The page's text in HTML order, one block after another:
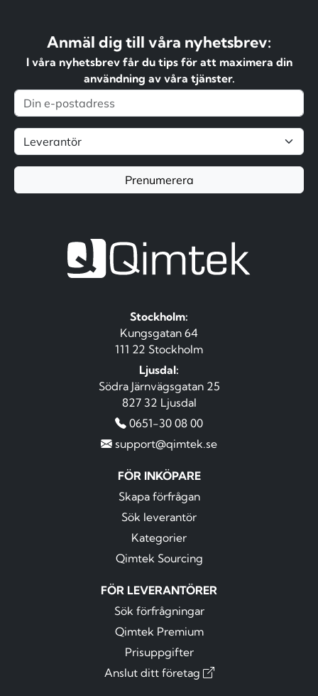
Anmäl dig till våra nyhetsbrev:
I våra nyhetsbrev får du tips för att maximera din
användning av våra tjänster.
Prenumerera
Stockholm:
Kungsgatan 64
111 22 Stockholm
Ljusdal:
Södra Järnvägsgatan 25
827 32 Ljusdal
0651-30 08 00
support@qimtek.se
FÖR INKÖPARE
Skapa förfrågan
Sök leverantör
Kategorier
Qimtek Sourcing
FÖR LEVERANTÖRER
Sök förfrågningar
Qimtek Premium
Prisuppgifter
Anslut ditt företag